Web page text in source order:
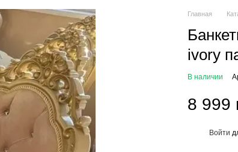
Главная
ivory
В наличии
8 999
Войти